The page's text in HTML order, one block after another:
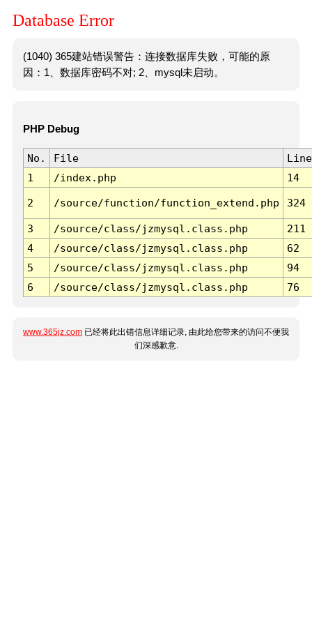
Database Error
(1040) 365建站错误警告：连接数据库失败，可能的原
因：1、数据库密码不对; 2、mysql未启动。
PHP Debug
No. File
Line
1
/index.php 14
2 /source/function/function_extend.php 324
3 /source/class/jzmysql.class.php
211
4
/source/class/jzmysql.class.php
62
5
/source/class/jzmysql.class.php
94
6
/source/class/jzmysql.class.php 76
www.365jz.com 已经将此出错信息详细记录, 由此给您带来的访问不便我
们深感歉意.